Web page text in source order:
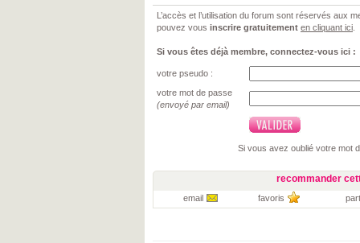
L’accès et l’utilisation du forum sont réservés aux
pouvez vous inscrire gratuitement en cliquant ici
Si vous êtes déjà membre, connectez-vous ici :
votre pseudo :
votre mot de passe
(envoyé par email)
Si vous avez oublié votre mot
recommander
email favoris